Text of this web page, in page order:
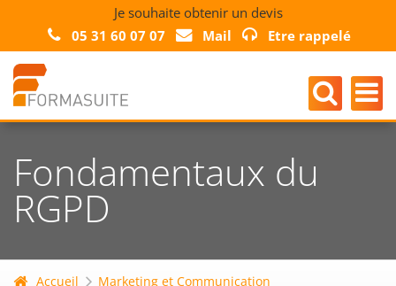
Je souhaite obtenir un devis
05 31 60 07 07
Mail Etre rappelé
Fondamentaux du
RGPD
Accueil
Marketing et Communication